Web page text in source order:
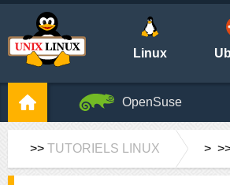
Linux
OpenSuse
>> TUTORIELS LINUX >